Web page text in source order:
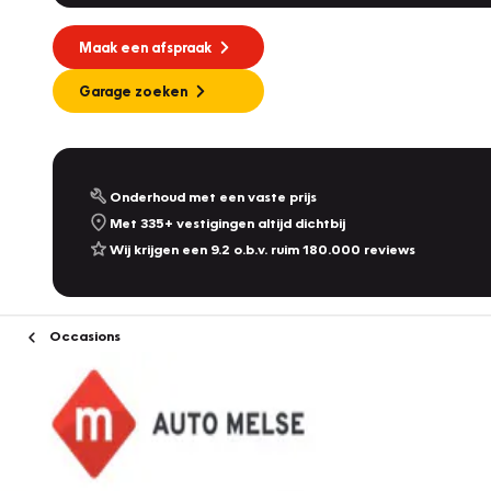
Maak een afspraak
Garage zoeken
Onderhoud met een vaste prijs
Met 335+ vestigingen altijd dichtbij
Wij krijgen een 9.2 o.b.v. ruim 180.000 reviews
Occasions